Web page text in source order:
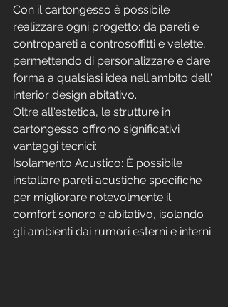
Con il cartongesso è possibile
realizzare ogni progetto: da pareti e
contropareti a controsoffitti e velette,
permettendo di personalizzare e dare
forma a qualsiasi idea nell'ambito dell'
interior design abitativo.
Oltre all'estetica, le strutture in
cartongesso offrono significativi
vantaggi tecnici:
Isolamento Acustico: È possibile
installare pareti acustiche specifiche
per migliorare notevolmente il
comfort sonoro e abitativo, isolando
gli ambienti dai rumori esterni e interni.